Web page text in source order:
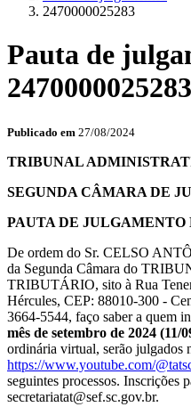
2470000025283
Pauta de
2470000025283
Publicado em 27/08/2024
TRIBUNAL
SEGUNDA CÂMARA DE
PAUTA DE JULGAMENTO
De ordem do Sr. CELSO
da Segunda Câmara do
TRIBUTÁRIO, sito à Rua
Hércules, CEP: 88010-300 -
3664-5544, faço saber a quem
mês de setembro de 2024 (11/
ordinária virtual, serão julgados
https://www.youtube.com/
seguintes processos. Inscrições
secretariatat@sef.sc.gov.br.